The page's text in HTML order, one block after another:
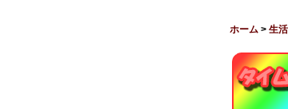
ホーム > 生